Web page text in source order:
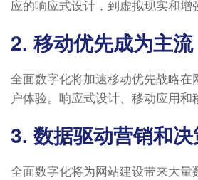
应的响应式设计，到虚拟现实和增
2. 移动优先成为主流
全面数字化将加速移动优先战略
户体验。响应式设计、移动应用和
3. 数据驱动营销和
全面数字化将为网站建设带来大